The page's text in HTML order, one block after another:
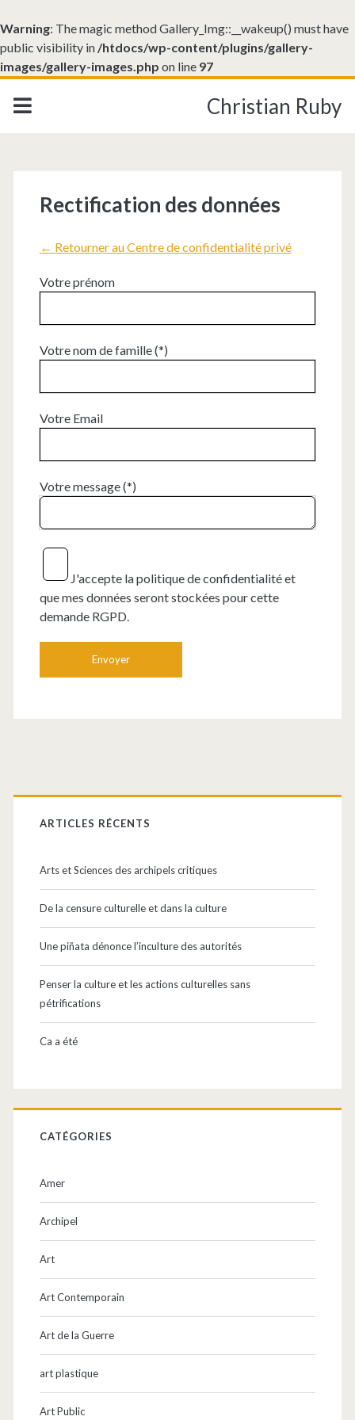
Warning: The magic method Gallery_Img::__wakeup() must have
public visibility in /htdocs/wp-content/plugins/gallery-
images/gallery-images.php on line 97
Christian Ruby
Rectification des données
← Retourner au Centre de confidentialité privé
Votre prénom
Votre nom de famille (*)
Votre Email
Votre message (*)
J'accepte la politique de confidentialité et
que mes données seront stockées pour cette
demande RGPD.
Barre
latérale
principale
ARTICLES RÉCENTS
Arts et Sciences des archipels critiques
De la censure culturelle et dans la culture
Une piñata dénonce l’inculture des autorités
Penser la culture et les actions culturelles sans
pétrifications
Ca a été
CATÉGORIES
Amer
Archipel
Art
Art Contemporain
Art de la Guerre
art plastique
Art Public